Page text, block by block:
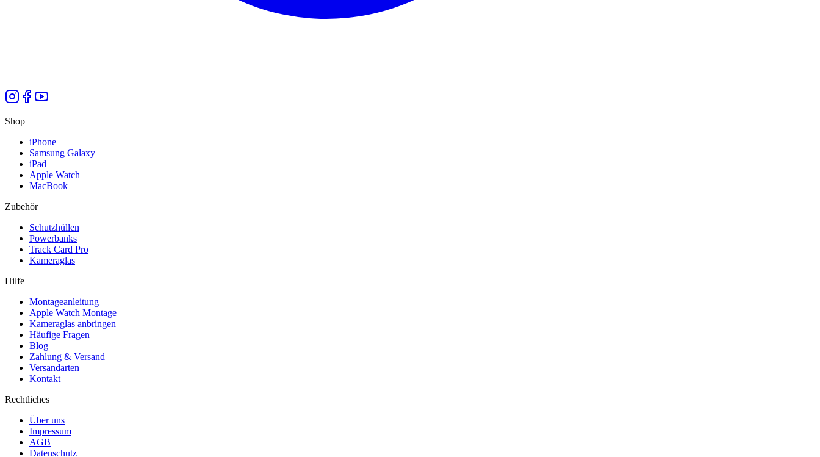
Shop
iPhone
Samsung Galaxy
iPad
Apple Watch
MacBook
Zubehör
Schutzhüllen
Powerbanks
Track Card Pro
Kameraglas
Hilfe
Montageanleitung
Apple Watch Montage
Kameraglas anbringen
Häufige Fragen
Blog
Zahlung & Versand
Versandarten
Kontakt
Rechtliches
Über uns
Impressum
AGB
Datenschutz